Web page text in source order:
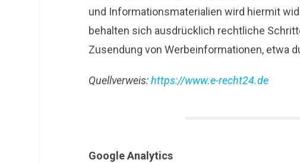
und Informationsmaterialien wird hiermit
behalten sich ausdrücklich rechtliche
Zusendung von Werbeinformationen, etwa
Quellverweis:https://www.e-recht24.de
Google Analytics